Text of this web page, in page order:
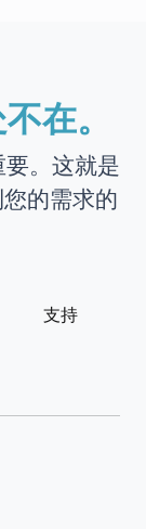
在。
。这就是
的需求的
支持